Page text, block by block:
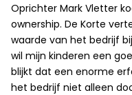
Oprichter Mark Vletter
ownership. De Korte
waarde van het bedrijf
wil mijn kinderen een
blijkt dat een enorme
het bedrijf niet alleen